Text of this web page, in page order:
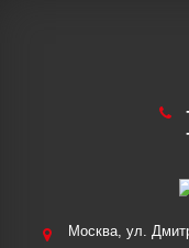
Москва, ул.